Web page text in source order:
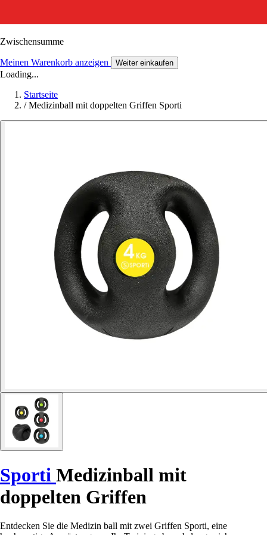
Zwischensumme
Meinen Warenkorb anzeigen Weiter einkaufen
Loading...
Startseite
/ Medizinball mit doppelten Griffen Sporti
Sporti Medizinball mit
doppelten Griffen
Entdecken Sie die Medizin ball mit zwei Griffen Sporti, eine